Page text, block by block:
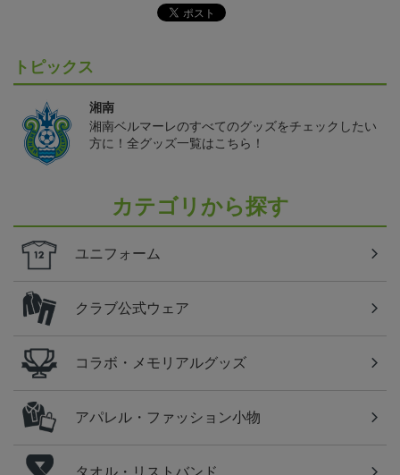
トピックス
湘南
湘南ベルマーレのすべてのグッズをチェックしたい
方に！全グッズ一覧はこちら！
カテゴリから探す
ユニフォーム
クラブ公式ウェア
コラボ・メモリアルグッズ
アパレル・ファッション小物
タオル・リストバンド